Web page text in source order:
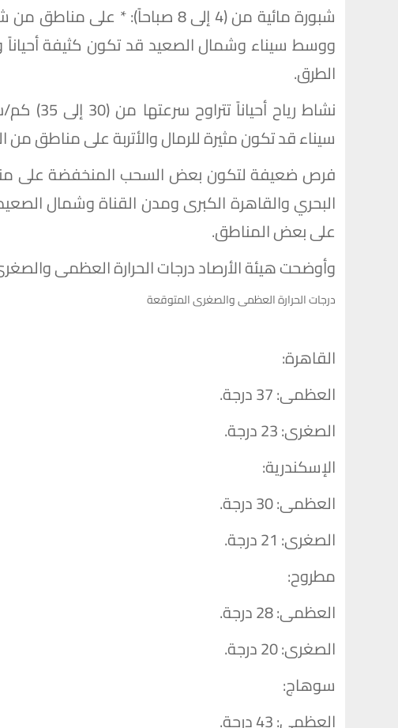
​شبورة مائية من (4 إلى 8 صباحاً): *
ووسط سيناء وشمال الصعيد قد تكون كثيفة
الطرق.
​نشاط
سيناء ​قد تكون مثيرة للرمال والأتربة على مناطق
​فرص ضعيفة لتكون بعض السحب المنخفضة على
البحري والقاهرة الكبرى ومدن القناة وشمال
على بعض المناطق.
وأوضحت هيئة الأرصاد درجات الحرارة العظمى
درجات الحرارة العظمى والصغرى المتوقعة
القاهرة:
​العظمى: 37 درجة.
​الصغرى: 23 درجة.
​الإسكندرية:
​العظمى: 30 درجة.
​الصغرى: 21 درجة.
​مطروح:
​العظمى: 28 درجة.
​الصغرى: 20 درجة.
​سوهاج:
​العظمى: 43 درجة.